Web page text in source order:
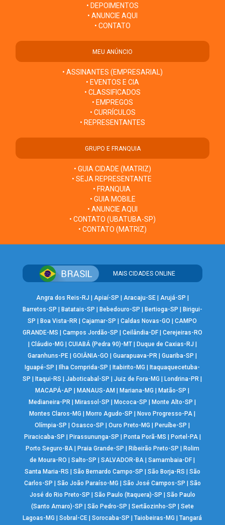
• DEPOIMENTOS
• ANUNCIE AQUI
• CONTATO
MEU ANÚNCIO
• ASSINANTES (EMPRESARIAL)
• EVENTOS E CIA
• CLASSIFICADOS
• EMPREGOS
• CURRÍCULOS
• REPRESENTANTES
GRUPO E FRANQUIA
• GUIA CIDADE (MATRIZ)
• SEJA REPRESENTANTE
• FRANQUIA
• GUIA MOBILE
• ANUNCIE AQUI
• CONTATO (UBATUBA-SP)
• CONTATO (MATRIZ)
MAIS CIDADES ONLINE
Angra dos Reis-RJ | Apiaí-SP | Aracaju-SE| Arujá-SP |
Barretos-SP | Batatais-SP | Bebedouro-SP | Bertioga-SP | Birigui-
SP |Boa Vista-RR |Cajamar-SP |Caldas Novas-GO |CAMPO
GRANDE-MS | Campos Jordão-SP | Ceilândia-DF| Cerejeiras-RO
| Cláudio-MG | CUIABÁ (Pedra 90)-MT| Duque de Caxias-RJ |
Garanhuns-PE |GOIÂNIA-GO |Guarapuava-PR |Guariba-SP |
Iguapé-SP |Ilha Comprida-SP |Itabirito-MG |Itaquaquecetuba-
SP |Itaqui-RS |Jaboticabal-SP |Juiz de Fora-MG |Londrina-PR |
MACAPÁ-AP |MANAUS-AM |Mariana-MG |Matão-SP |
Medianeira-PR |Mirassol-SP |Mococa-SP |Monte Alto-SP |
Montes Claros-MG |Morro Agudo-SP |Novo Progresso-PA |
Olímpia-SP |Osasco-SP |Ouro Preto-MG |Peruíbe-SP |
Piracicaba-SP | Pirassununga-SP | Ponta Porã-MS | Portel-PA|
Porto Seguro-BA| Praia Grande-SP | Ribeirão Preto-SP | Rolim
de Moura-RO |Salto-SP |SALVADOR-BA |Samambaia-DF |
Santa Maria-RS | São Bernardo Campo-SP | São Borja-RS | São
Carlos-SP | São João Paraíso-MG | São José Campos-SP | São
José do Rio Preto-SP | São Paulo (Itaquera)-SP | São Paulo
(Santo Amaro)-SP | São Pedro-SP | Sertãozinho-SP | Sete
Lagoas-MG |Sobral-CE |Sorocaba-SP |Taiobeiras-MG |Tangará